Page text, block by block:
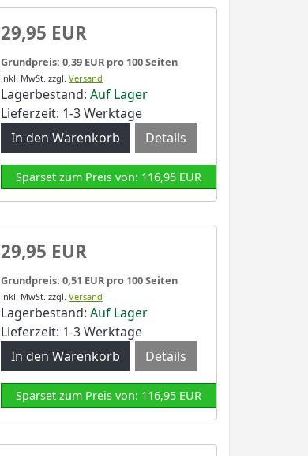
29,95 EUR
Grundpreis: 0,39 EUR pro 100 Seiten
inkl. MwSt. zzgl. Versand
Lagerbestand: Auf Lager
Lieferzeit: 1-3 Werktage
Details
Sparset zum Preis von: 116,95 EUR
29,95 EUR
Grundpreis: 0,51 EUR pro 100 Seiten
inkl. MwSt. zzgl. Versand
Lagerbestand: Auf Lager
Lieferzeit: 1-3 Werktage
Details
Sparset zum Preis von: 116,95 EUR